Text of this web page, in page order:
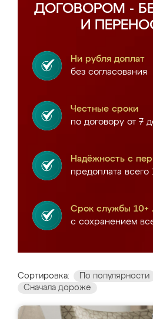
ДОГОВОРОМ -
И
Ни рубля доплат
без согласования
Честные сроки
по договору от 7
Надёжность с
предоплата всего
Срок службы 10+
с сохранением
Сортировка: По популярности
Сначала дороже